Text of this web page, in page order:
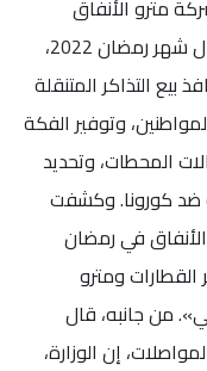
مترو الأنفاق
تواصلان إتمام الاستعدادات النهائية لاستقبال شهر رمضان 2022،
بيع التذاكر المتنقلة
وتوفير الفكة
المحطات، وتحديد
ضد كورونا. وكشفت
الأنفاق في رمضان
القطارات ومترو
من جانبه، قال
إن الوزارة،